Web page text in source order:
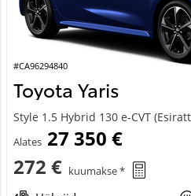
#CA96294840
Toyota Yaris
Style 1.5 Hybrid 130 e-CVT
Alates 27 350 €
272 € kuumakse *